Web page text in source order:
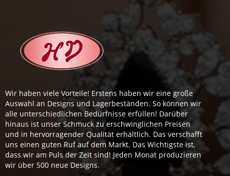
Wir haben viele Vorteile! Erstens haben wir eine große
Auswahl an Designs und Lagerbeständen. So können wir
alle unterschiedlichen Bedürfnisse erfüllen! Darüber
hinaus ist unser Schmuck zu erschwinglichen Preisen
und in hervorragender Qualität erhältlich. Das verschafft
uns einen guten Ruf auf dem Markt. Das Wichtigste ist,
dass wir am Puls der Zeit sind! Jeden Monat produzieren
wir über 500 neue Designs.